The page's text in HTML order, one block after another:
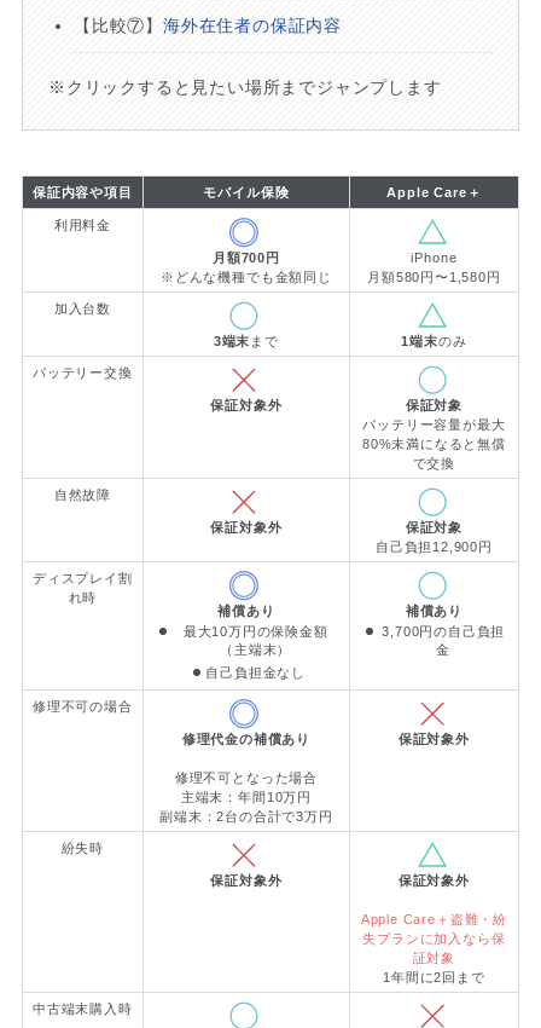
【比較⑦】 海外在住者の保証内容
※クリックすると見たい場所までジャンプします
保証内容や項目 モバイル保険 Apple Care＋
利用料金
月額700円
※どんな機種でも金額同じ
iPhone
月額580円〜1,580円
加入台数
3端末 まで 1端末のみ
バッテリー交換
保証対象外
保証対象
バッテリー容量が最大
80%未満になると無償
で交換
自然故障
保証対象外
保証対象
自己負担12,900円
ディスプレイ割
れ時
補償あり
最大10万円の保険金額
（主端末）
自己負担金なし
補償あり
3,700円の自己負担
金
修理不可の場合
修理代金の補償あり
修理不可となった場合
主端末：年間10万円
副端末：2台の合計で3万円
保証対象外
紛失時
保証対象外 保証対象外
Apple Care＋盗難・紛
失プランに加入なら保
証対象
1年間に2回まで
中古端末購入時